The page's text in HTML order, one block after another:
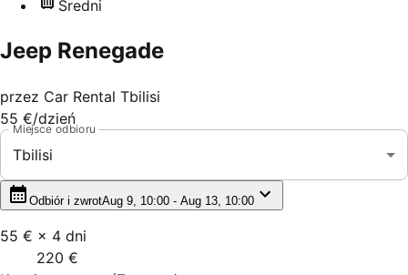
Średni
Jeep Renegade
przez Car Rental Tbilisi
55 €/dzień
Miejsce odbioru
Tbilisi
Odbiór i zwrotAug 9, 10:00 - Aug 13, 10:00
55 € × 4 dni
220 €